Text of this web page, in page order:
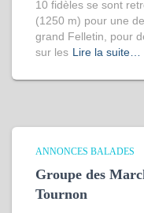
10 fidèles se sont
(1250 m) pour une
grand Felletin, pour
sur les Lire la suite…
ANNONCES BALADES
Groupe des
Tournon